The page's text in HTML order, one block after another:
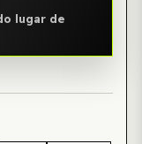
lugar de